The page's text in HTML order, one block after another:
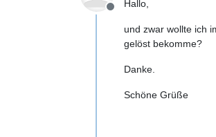
Offline
Hallo,
und zwar wollte ich
gelöst bekomme?
Danke.
Schöne Grüße